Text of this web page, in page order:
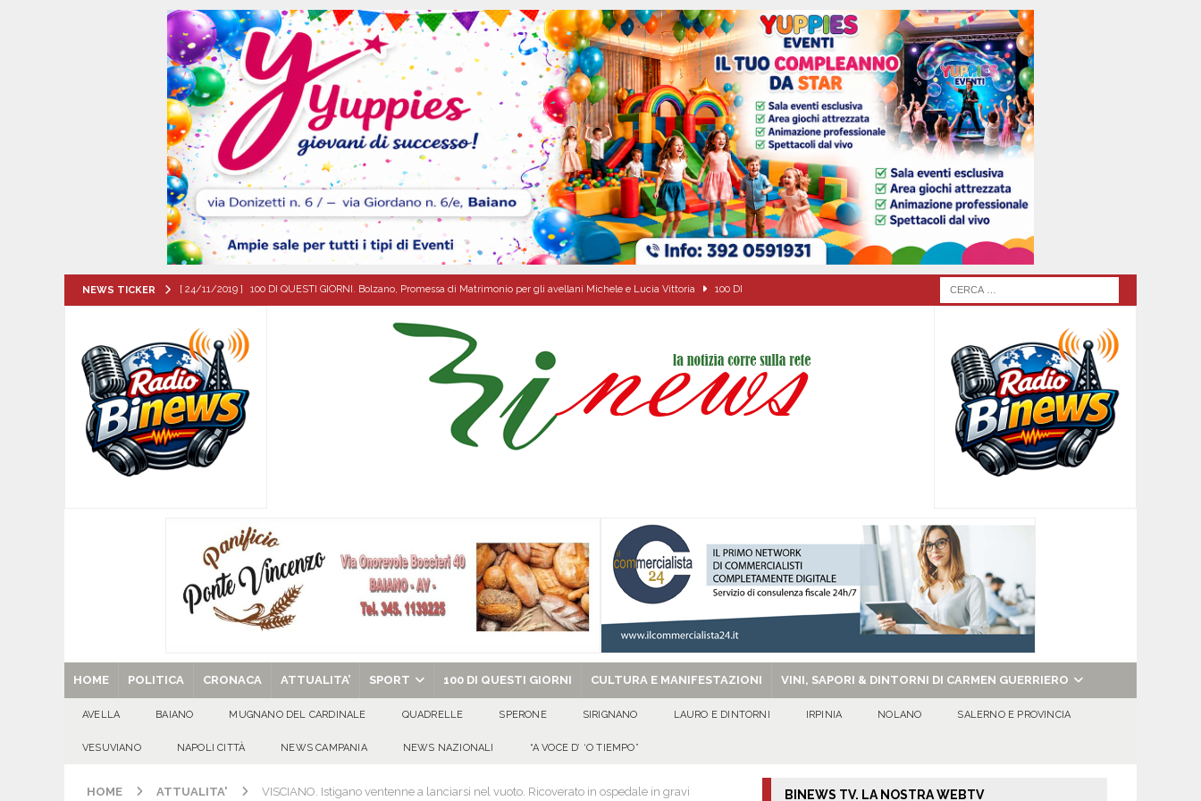
NEWS TICKER [ 24/11/2019 ] 100 DI QUESTI GIORNI. Bolzano, Promessa di Matrimonio per gli avellani Michele e Lucia Vittoria 100 DI
[ 06/08/2026 ] Il comune di Meta di Sorrento stipula protolocco d’intesa con la guardia Agroforestale Italiana
CITTA'
[ 06/08/2026 ] Mugnano del Cardinale, Iolanda Prisco è la nuova agente della Polizia Municipale ATTUALITA'
[ 06/08/2026 ] Lutto ad Avella: è scomparso il dott. Domenico Amato, aveva 85 anni
[ 06/08/2026 ]
[ 06/08/2026 ] VALLESACCARDA, torna CumVivere: la tavola come simbolo di condivisione, armonia e bellezza.
E MANIFESTAZIONI
[ 29/08/2025 ] SANT’Oggi. Venerdì 29 agosto la chiesa celebra il Martirio di san Giovanni Battista e santa Sabina EVIDENZA
HOME POLITICA CRONACA ATTUALITA’ SPORT 100 DI QUESTI GIORNI CULTURA E MANIFESTAZIONI VINI, SAPORI & DINTORNI DI CARMEN GUERRIERO
AVELLA BAIANO MUGNANO DEL CARDINALE QUADRELLE SPERONE SIRIGNANO LAURO E DINTORNI IRPINIA NOLANO SALERNO E PROVINCIA
VESUVIANO NAPOLI CITTÀ NEWS CAMPANIA NEWS NAZIONALI “A VOCE D’ ‘O TIEMPO”
HOME ATTUALITA' VISCIANO. Istigano ventenne a lanciarsi nel vuoto. Ricoverato in ospedale in gravi BINEWS TV. LA NOSTRA WEBTV